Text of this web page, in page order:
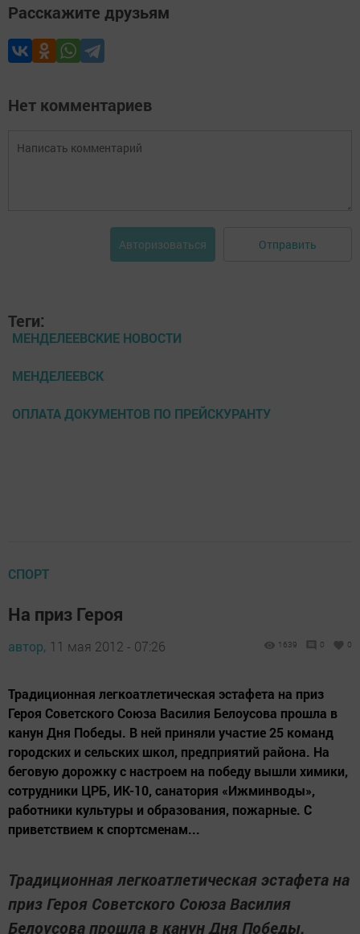
Расскажите друзьям
Нет комментариев
Авторизоваться Отправить
Теги:
МЕНДЕЛЕЕВСКИЕ НОВОСТИ
МЕНДЕЛЕЕВСК
ОПЛАТА ДОКУМЕНТОВ ПО ПРЕЙСКУРАНТУ
СПОРТ
На приз Героя
автор, 11 мая 2012 - 07:26 1639 0 0
Традиционная легкоатлетическая эстафета на приз
Героя Советского Союза Василия Белоусова прошла в
канун Дня Победы. В ней приняли участие 25 команд
городских и сельских школ, предприятий района. На
беговую дорожку с настроем на победу вышли химики,
сотрудники ЦРБ, ИК-10, санатория «Ижминводы»,
работники культуры и образования, пожарные. С
приветствием к спортсменам...
Традиционная легкоатлетическая эстафета на
приз Героя Советского Союза Василия
Белоусова прошла в канун Дня Победы.